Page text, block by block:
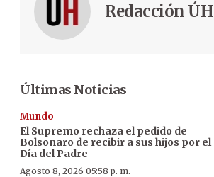
Redacción ÚH
Últimas Noticias
Mundo
El Supremo rechaza el pedido de
Bolsonaro de recibir a sus hijos por el
Día del Padre
Agosto 8, 2026 05:58 p. m.